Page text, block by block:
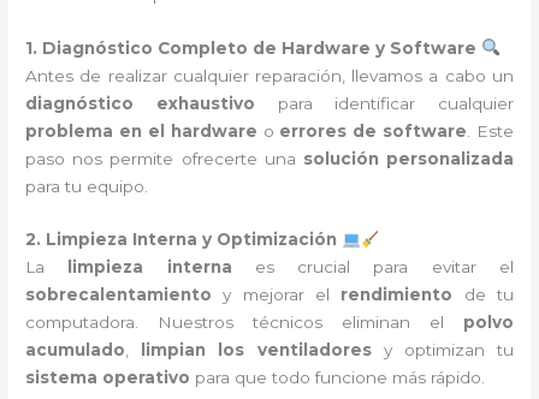
1. Diagnóstico Completo de Hardware y Software
Antes de realizar cualquier reparación, llevamos a cabo un
diagnóstico exhaustivo para identificar cualquier
problema en el hardware o errores de software . Este
paso nos permite ofrecerte una solución personalizada
para tu equipo.
2. Limpieza Interna y Optimización
La
limpieza interna es crucial para evitar el
sobrecalentamiento y mejorar el rendimiento de tu
computadora. Nuestros técnicos eliminan el polvo
acumulado, limpian los ventiladoresy optimizan tu
sistema operativo para que todo funcione más rápido.